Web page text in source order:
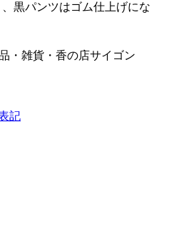
黒パンツはゴム仕上げにな
・雑貨・香の店サイゴン
記